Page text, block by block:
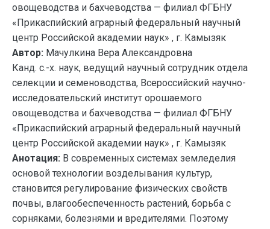
овощеводства и бахчеводства — филиал ФГБНУ
«Прикаспийский аграрный федеральный научный
центр Российской академии наук» , г. Камызяк
Автор: Мачулкина Вера Александровна
Канд. с.-х. наук, ведущий научный сотрудник отдела
селекции и семеноводства, Всероссийский научно-
исследовательский институт орошаемого
овощеводства и бахчеводства — филиал ФГБНУ
«Прикаспийский аграрный федеральный научный
центр Российской академии наук» , г. Камызяк
Анотация: В современных системах земледелия
основой технологии возделывания культур,
становится регулирование физических свойств
почвы, влагообеспеченность растений, борьба с
сорняками, болезнями и вредителями. Поэтому